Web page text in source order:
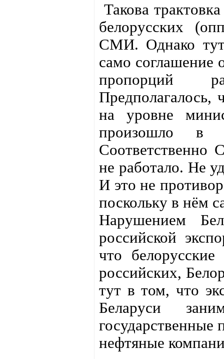
Такова
белорусских
СМИ. Однако
само соглашение
пропорций
Предполагалось,
на уровне
произошло в
Соответственно
не работало. Не
И это не
поскольку в нём
Нарушением
российской
что
российских,
тут в том, что
Беларуси
государственные
нефтяные